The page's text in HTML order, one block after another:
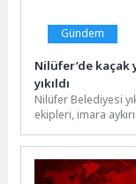
Gündem
Nilüfer’de kaçak
yıkıldı
Nilüfer Belediyesi
ekipleri, imara aykırı
kapsamında
Alaaddinbey
tespit edilen...